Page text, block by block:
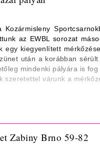
ill. 30/56 54%
ill. 6/13 46%
ill. 11/14 79%
(Udodenko, Bravard 11)
ill. 22 (Sánta, Szabó 5)
az EWBL sorozat
egy kiegyenlített
után a korábban
mindenki pályára is
szeretettel várunk a
Sportcsarnok
Zabiny Brno 59-82